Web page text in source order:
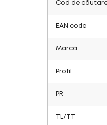
Cod de
EAN code
Marcă
Profil
PR
TL/TT